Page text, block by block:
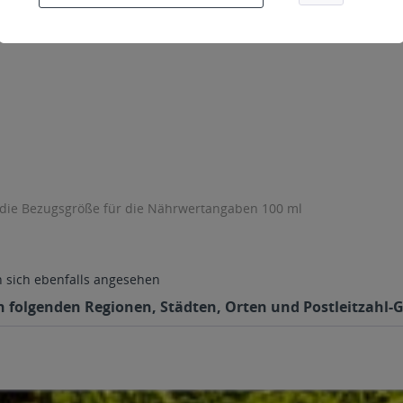
Bezugsgröße für die Nährwertangaben 100 ml
sich ebenfalls angesehen
folgenden Regionen, Städten, Orten und Postleitzahl-